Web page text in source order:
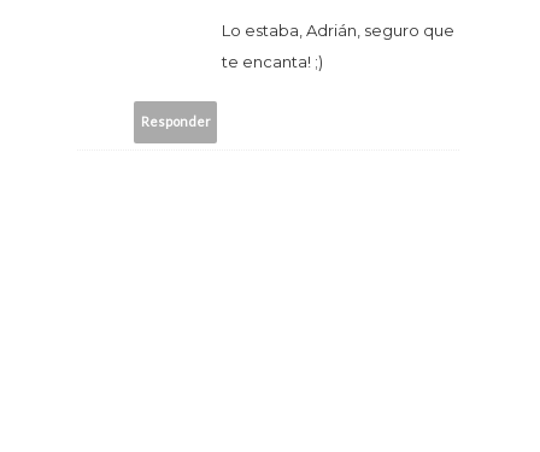
Lo estaba, Adrián, seguro que
te encanta! ;)
Responder